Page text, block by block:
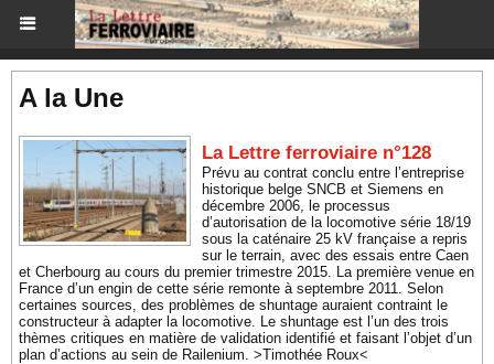
A la Une
La Lettre ferroviaire n°128
Prévu au contrat conclu entre l’entreprise
historique belge SNCB et Siemens en
décembre 2006, le processus
d’autorisation de la locomotive série 18/19
sous la caténaire 25 kV française a repris
sur le terrain, avec des essais entre Caen
et Cherbourg au cours du premier trimestre 2015. La première venue en
France d’un engin de cette série remonte à septembre 2011. Selon
certaines sources, des problèmes de shuntage auraient contraint le
constructeur à adapter la locomotive. Le shuntage est l’un des trois
thèmes critiques en matière de validation identifié et faisant l’objet d’un
plan d’actions au sein de Railenium. >Timothée Roux<